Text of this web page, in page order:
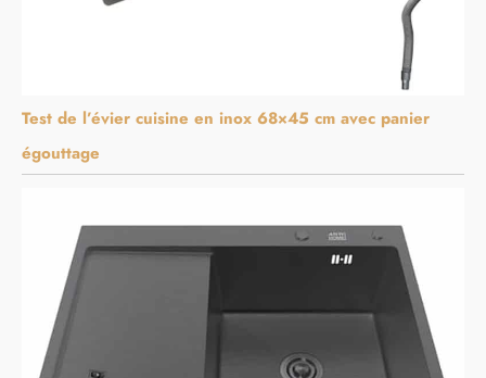
Test de l’évier cuisine en inox 68×45 cm avec panier
égouttage